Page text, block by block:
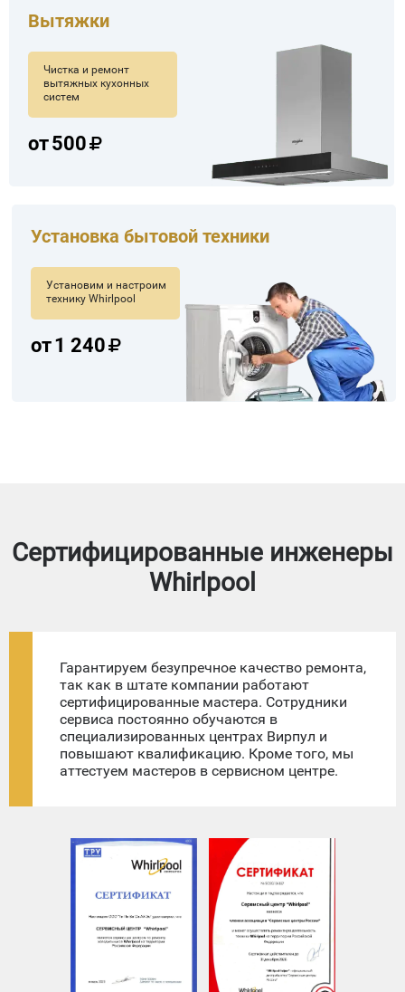
Вытяжки
Чистка и ремонт
вытяжных кухонных
систем
от500
Установка бытовой техники
Установим и настроим
технику Whirlpool
от1 240
Сертифицированные инженеры
Whirlpool
Гарантируем безупречное качество ремонта,
так как в штате компании работают
сертифицированные мастера. Сотрудники
сервиса постоянно обучаются в
специализированных центрах Вирпул и
повышают квалификацию. Кроме того, мы
аттестуем мастеров в сервисном центре.